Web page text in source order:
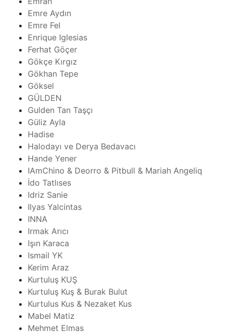
Emre Aydın
Emre Fel
Enrique Iglesias
Ferhat Göçer
Gökçe Kırgız
Gökhan Tepe
Göksel
GÜLDEN
Gulden Tan Taşçı
Güliz Ayla
Hadise
Halodayı ve Derya Bedavacı
Hande Yener
IAmChino & Deorro & Pitbull & Mariah Angeliq
İdo Tatlıses
Idriz Sanie
Ilyas Yalcintas
INNA
Irmak Arıcı
Işın Karaca
Ismail YK
Kerim Araz
Kurtuluş KUŞ
Kurtuluş Kuş & Burak Bulut
Kurtulus Kus & Nezaket Kus
Mabel Matiz
Mehmet Elmas